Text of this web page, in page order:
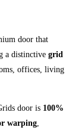
door that
a distinctive grid
offices, living
door is 100%
warping,